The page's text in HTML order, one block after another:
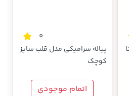
0
پیاله سرامیکی مدل قلب سایز
کوچک
اتمام موجودی